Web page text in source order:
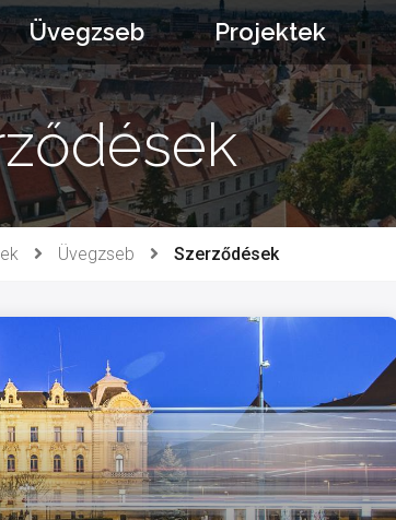
Üvegzseb Projektek
Üvegzseb Szerződések